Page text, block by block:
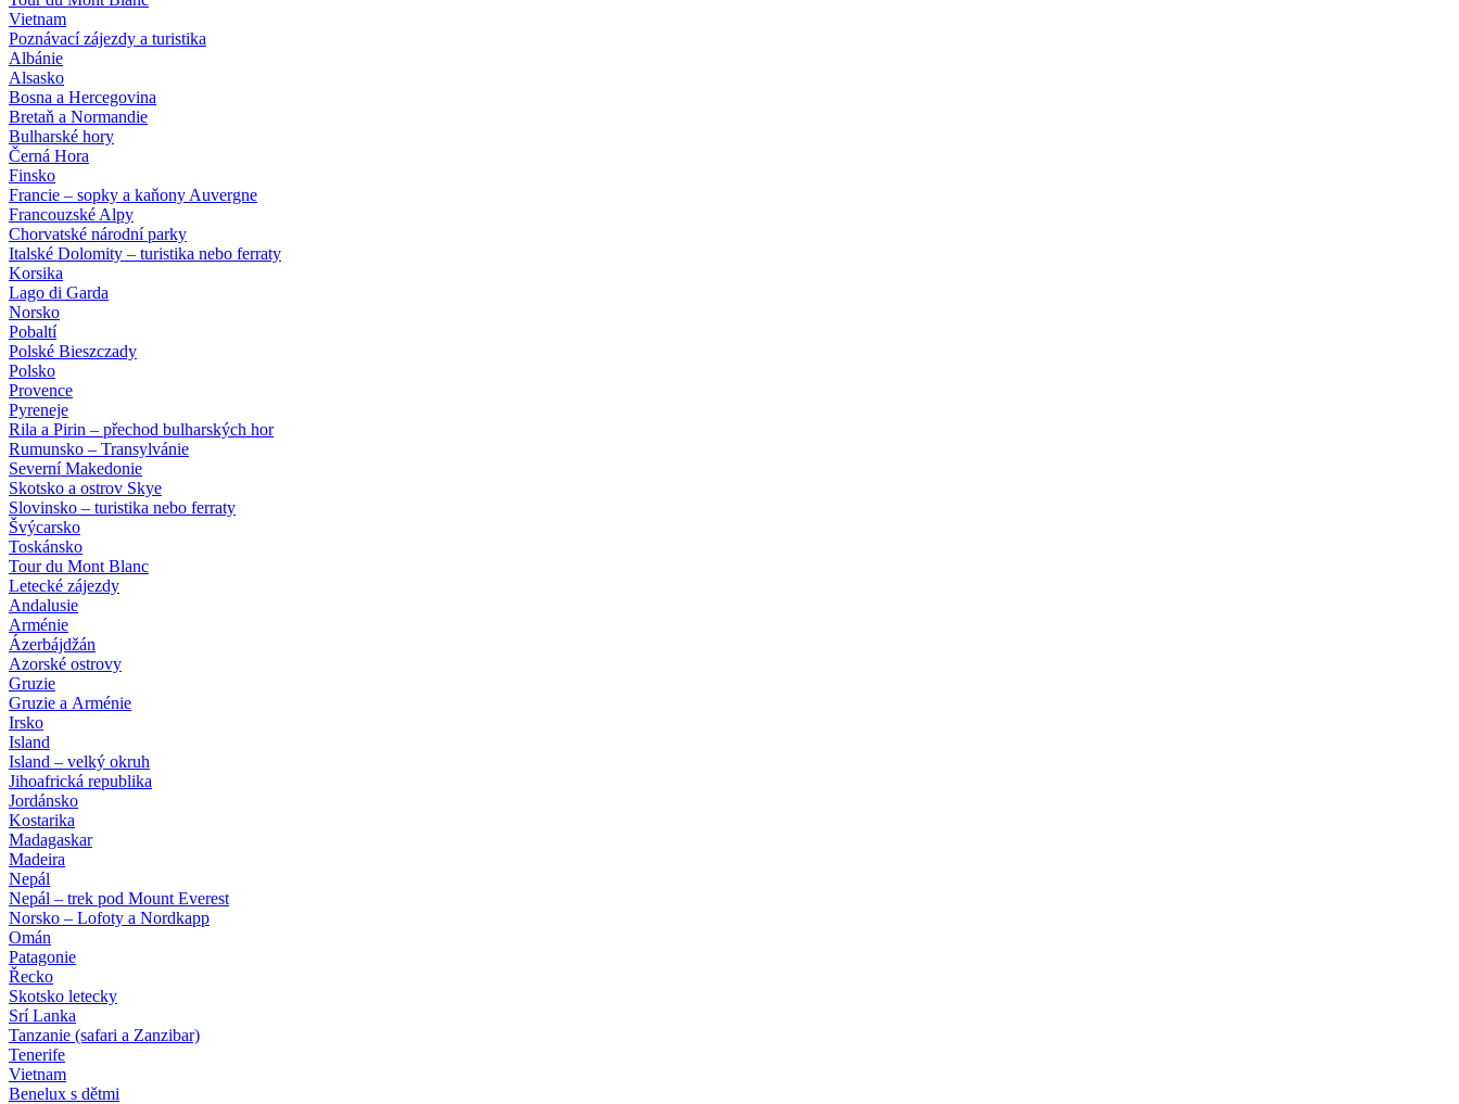
Vietnam
Poznávací zájezdy a turistika
Albánie
Alsasko
Bosna a Hercegovina
Bretaň a Normandie
Bulharské hory
Černá Hora
Finsko
Francie – sopky a kaňony Auvergne
Francouzské Alpy
Chorvatské národní parky
Italské Dolomity – turistika nebo ferraty
Korsika
Lago di Garda
Norsko
Pobaltí
Polské Bieszczady
Polsko
Provence
Pyreneje
Rila a Pirin – přechod bulharských hor
Rumunsko – Transylvánie
Severní Makedonie
Skotsko a ostrov Skye
Slovinsko – turistika nebo ferraty
Švýcarsko
Toskánsko
Tour du Mont Blanc
Letecké zájezdy
Andalusie
Arménie
Ázerbájdžán
Azorské ostrovy
Gruzie
Gruzie a Arménie
Irsko
Island
Island – velký okruh
Jihoafrická republika
Jordánsko
Kostarika
Madagaskar
Madeira
Nepál
Nepál – trek pod Mount Everest
Norsko – Lofoty a Nordkapp
Omán
Patagonie
Řecko
Skotsko letecky
Srí Lanka
Tanzanie (safari a Zanzibar)
Tenerife
Vietnam
Benelux s dětmi